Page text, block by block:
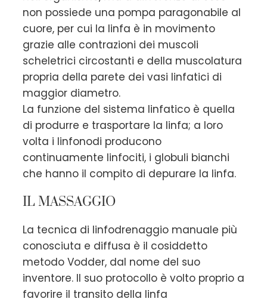
non possiede una pompa paragonabile al
cuore, per cui la linfa è in movimento
grazie alle contrazioni dei muscoli
scheletrici circostanti e della muscolatura
propria della parete dei vasi linfatici di
maggior diametro.
La funzione del sistema linfatico è quella
di produrre e trasportare la linfa; a loro
volta i linfonodi producono
continuamente linfociti, i globuli bianchi
che hanno il compito di depurare la linfa.
IL MASSAGGIO
La tecnica di linfodrenaggio manuale più
conosciuta e diffusa è il cosiddetto
metodo Vodder, dal nome del suo
inventore. Il suo protocollo è volto proprio a
favorire il transito della linfa